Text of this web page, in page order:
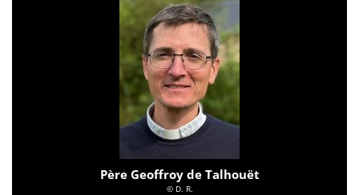
Père Geoffroy de Talhouët
© D. R.